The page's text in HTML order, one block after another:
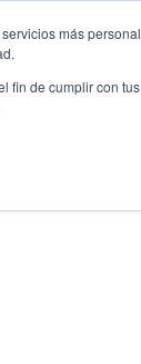
más
fin de cumplir con